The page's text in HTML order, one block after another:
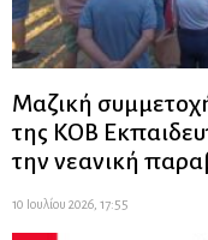
Μαζική
της ΚΟΒ
την νεανική
10 Ιουλίου 2026, 17:55